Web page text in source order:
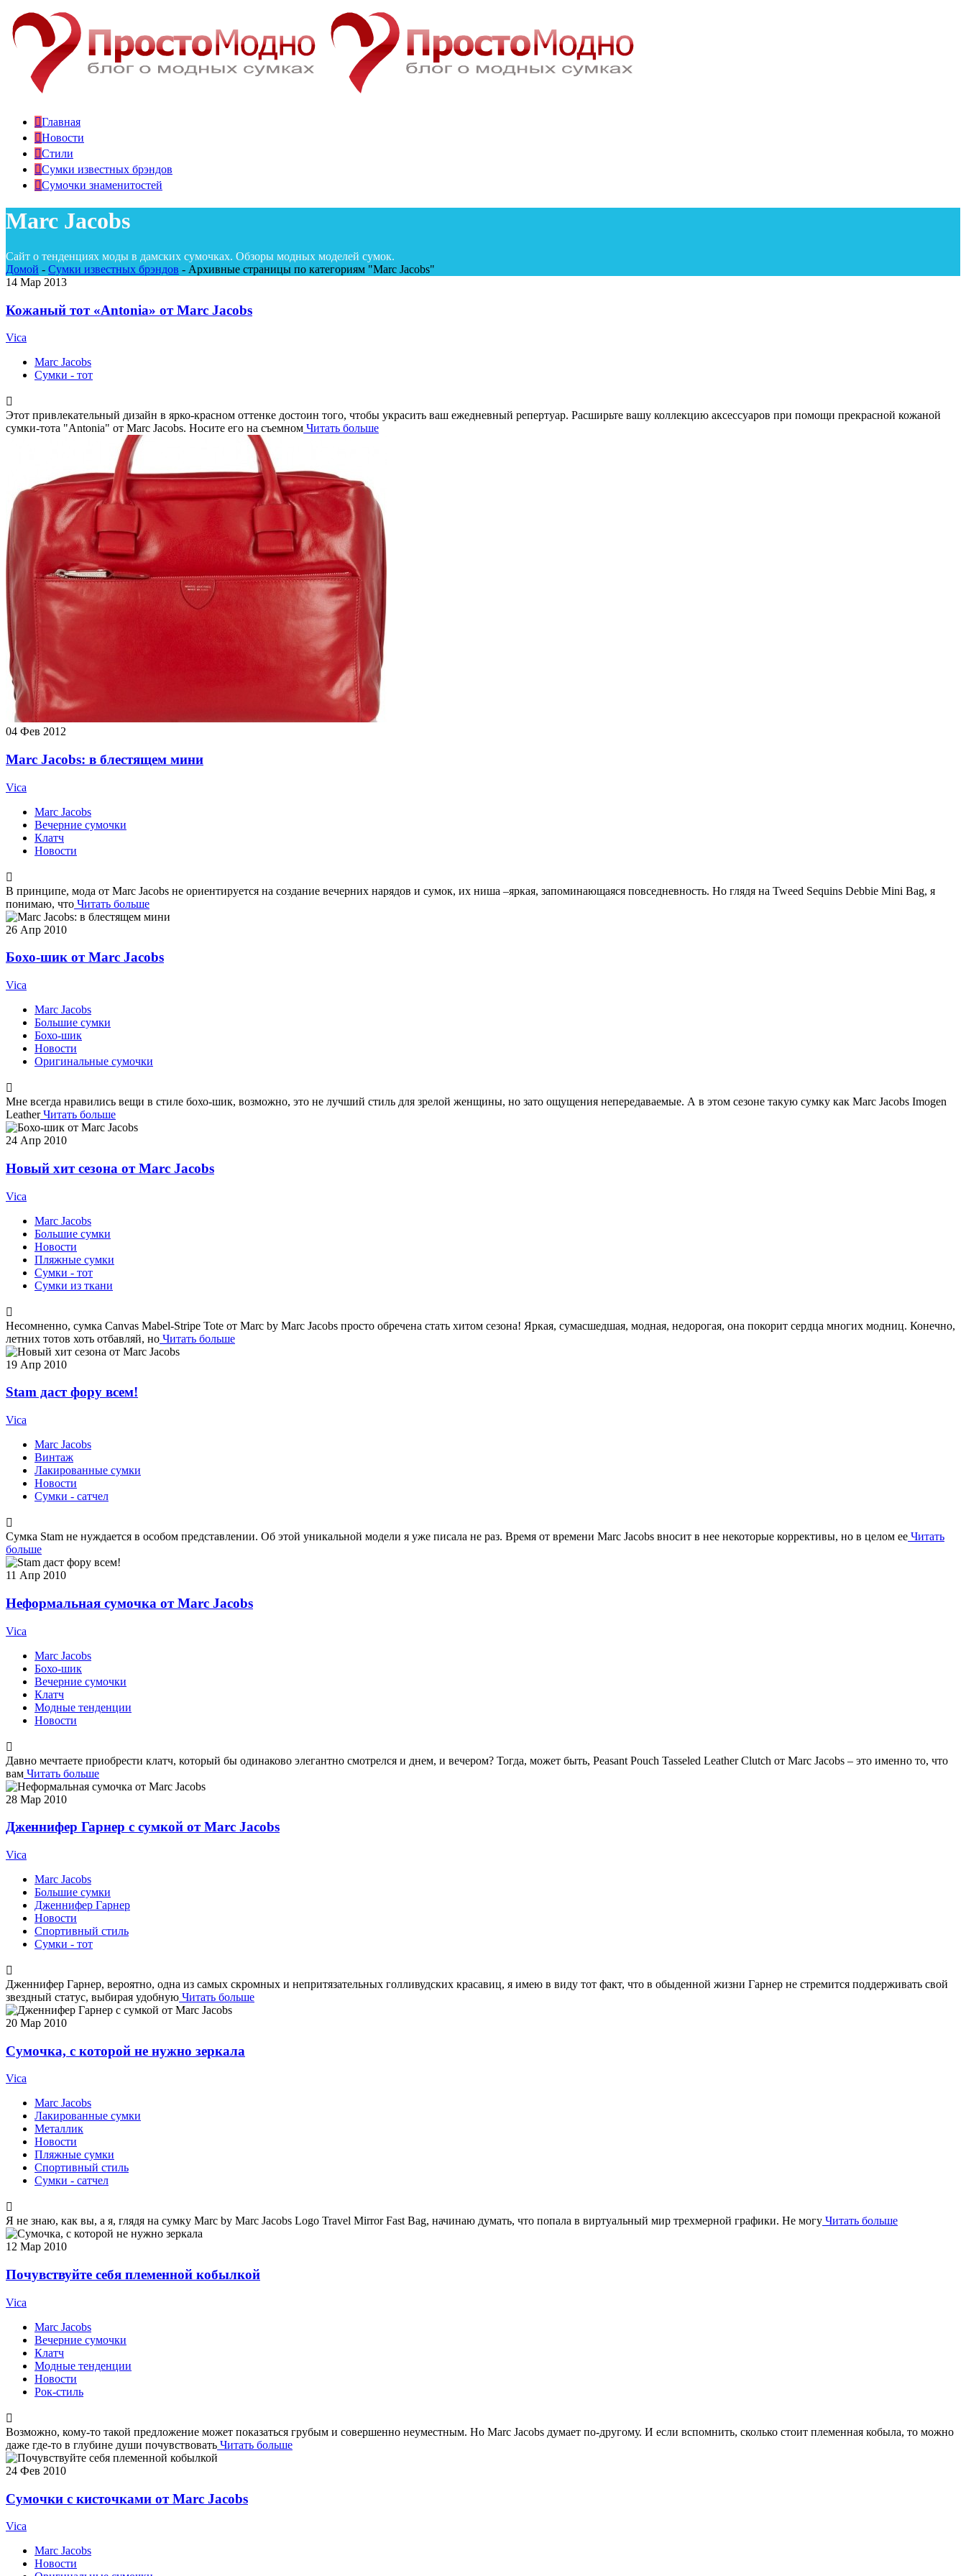
Главная
Новости
Стили
Сумки известных брэндов
Сумочки знаменитостей
Marc Jacobs
Сайт о тенденциях моды в дамских сумочках. Обзоры модных моделей сумок.
Домой - Сумки известных брэндов - Архивные страницы по категориям "Marc Jacobs"
14 Мар 2013
Кожаный тот «Antonia» от Marc Jacobs
Vica
Marc Jacobs
Сумки - тот
Этот привлекательный дизайн в ярко-красном оттенке достоин того, чтобы украсить ваш ежедневный репертуар. Расширьте вашу коллекцию аксессуаров при помощи прекрасной кожаной
сумки-тота "Antonia" от Marc Jacobs. Носите его на съемном Читать больше
04 Фев 2012
Marc Jacobs: в блестящем мини
Vica
Marc Jacobs
Вечерние сумочки
Клатч
Новости
В принципе, мода от Marc Jacobs не ориентируется на создание вечерних нарядов и сумок, их ниша –яркая, запоминающаяся повседневность. Но глядя на Tweed Sequins Debbie Mini Bag, я
понимаю, что Читать больше
26 Апр 2010
Бохо-шик от Marc Jacobs
Vica
Marc Jacobs
Большие сумки
Бохо-шик
Новости
Оригинальные сумочки
Мне всегда нравились вещи в стиле бохо-шик, возможно, это не лучший стиль для зрелой женщины, но зато ощущения непередаваемые. А в этом сезоне такую сумку как Marc Jacobs Imogen
LeatherЧитать больше
24 Апр 2010
Новый хит сезона от Marc Jacobs
Vica
Marc Jacobs
Большие сумки
Новости
Пляжные сумки
Сумки - тот
Сумки из ткани
Несомненно, сумка Canvas Mabel-Stripe Tote от Marc by Marc Jacobs просто обречена стать хитом сезона! Яркая, сумасшедшая, модная, недорогая, она покорит сердца многих модниц. Конечно,
летних тотов хоть отбавляй, но Читать больше
19 Апр 2010
Stam даст фору всем!
Vica
Marc Jacobs
Винтаж
Лакированные сумки
Новости
Сумки - сатчел
Сумка Stam не нуждается в особом представлении. Об этой уникальной модели я уже писала не раз. Время от времени Marc Jacobs вносит в нее некоторые коррективы, но в целом ее Читать
больше
11 Апр 2010
Неформальная сумочка от Marc Jacobs
Vica
Marc Jacobs
Бохо-шик
Вечерние сумочки
Клатч
Модные тенденции
Новости
Давно мечтаете приобрести клатч, который бы одинаково элегантно смотрелся и днем, и вечером? Тогда, может быть, Peasant Pouch Tasseled Leather Clutch от Marc Jacobs – это именно то, что
вам Читать больше
28 Мар 2010
Дженнифер Гарнер с сумкой от Marc Jacobs
Vica
Marc Jacobs
Большие сумки
Дженнифер Гарнер
Новости
Спортивный стиль
Сумки - тот
Дженнифер Гарнер, вероятно, одна из самых скромных и непритязательных голливудских красавиц, я имею в виду тот факт, что в обыденной жизни Гарнер не стремится поддерживать свой
звездный статус, выбирая удобную Читать больше
20 Мар 2010
Сумочка, с которой не нужно зеркала
Vica
Marc Jacobs
Лакированные сумки
Металлик
Новости
Пляжные сумки
Спортивный стиль
Сумки - сатчел
Я не знаю, как вы, а я, глядя на сумку Marc by Marc Jacobs Logo Travel Mirror Fast Bag, начинаю думать, что попала в виртуальный мир трехмерной графики. Не могу Читать больше
12 Мар 2010
Почувствуйте себя племенной кобылкой
Vica
Marc Jacobs
Вечерние сумочки
Клатч
Модные тенденции
Новости
Рок-стиль
Возможно, кому-то такой предложение может показаться грубым и совершенно неуместным. Но Marc Jacobs думает по-другому. И если вспомнить, сколько стоит племенная кобыла, то можно
даже где-то в глубине души почувствовать Читать больше
24 Фев 2010
Сумочки с кисточками от Marc Jacobs
Vica
Marc Jacobs
Новости